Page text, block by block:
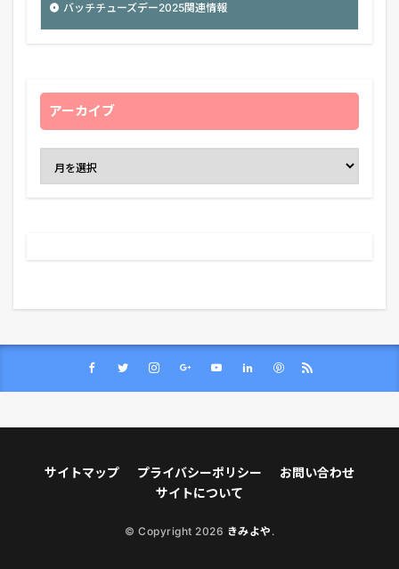
バッチチューズデー2025関連情報
アーカイブ
サイトマップ プライバシーポリシー
お問い合わせ
サイトについて
© Copyright 2026 きみよや .